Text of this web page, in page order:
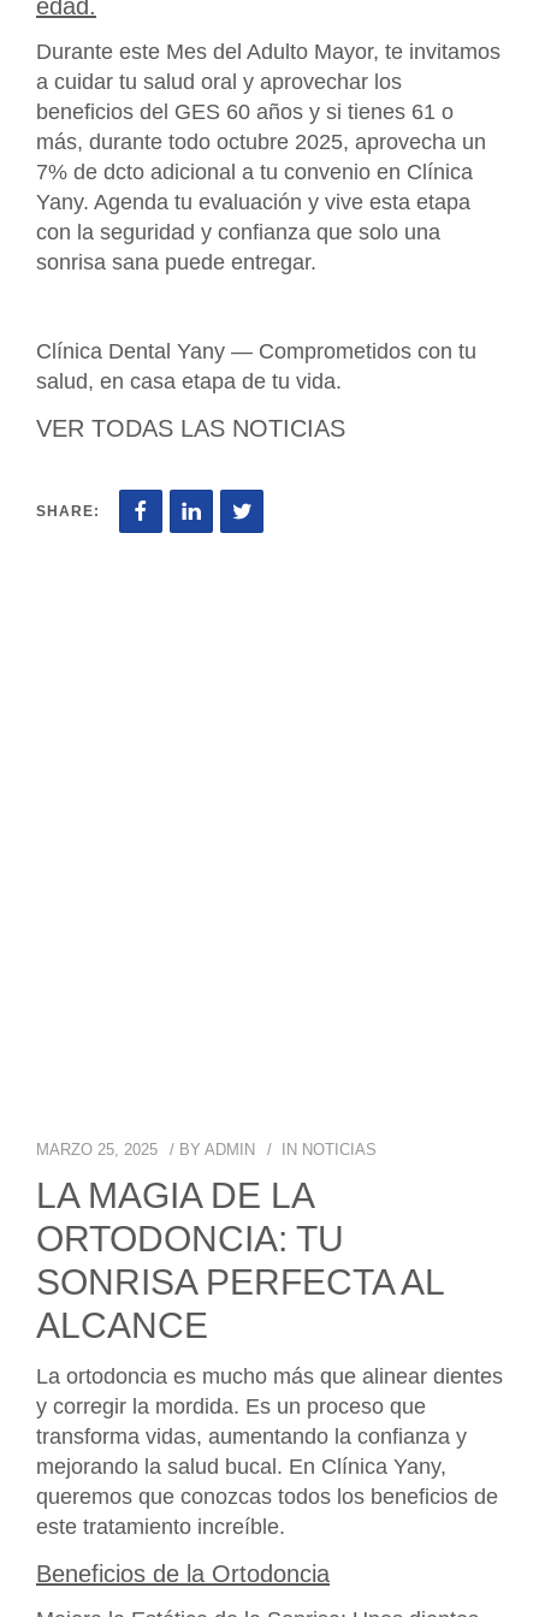
edad.
Durante este Mes del Adulto Mayor, te invitamos
a cuidar tu salud oral y aprovechar los
beneficios del GES 60 años y si tienes 61 o
más, durante todo octubre 2025, aprovecha un
7% de dcto adicional a tu convenio en Clínica
Yany. Agenda tu evaluación y vive esta etapa
con la seguridad y confianza que solo una
sonrisa sana puede entregar.
Clínica Dental Yany — Comprometidos con tu
salud, en casa etapa de tu vida.
VER TODAS LAS NOTICIAS
SHARE:
MARZO 25, 2025 BY ADMIN IN NOTICIAS
LA MAGIA DE LA
ORTODONCIA: TU
SONRISA PERFECTA AL
ALCANCE
La ortodoncia es mucho más que alinear dientes
y corregir la mordida. Es un proceso que
transforma vidas, aumentando la confianza y
mejorando la salud bucal. En Clínica Yany,
queremos que conozcas todos los beneficios de
este tratamiento increíble.
Beneficios de la Ortodoncia